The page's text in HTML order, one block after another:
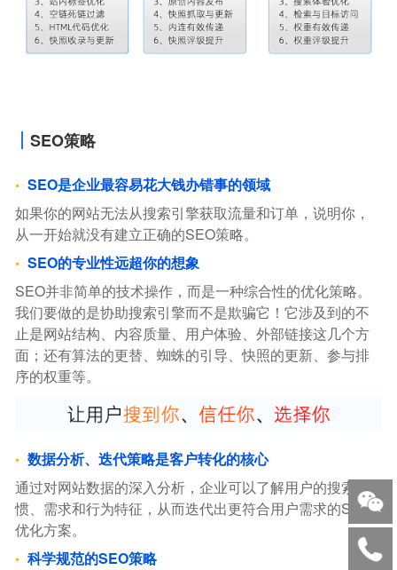
SEO策略
SEO是企业最容易花大钱办错事的领域
如果你的网站无法从搜索引擎获取流量和订单，说明你，
从一开始就没有建立正确的SEO策略。
SEO的专业性远超你的想象
SEO并非简单的技术操作，而是一种综合性的优化策略。
我们要做的是协助搜索引擎而不是欺骗它！它涉及到的不
止是网站结构、内容质量、用户体验、外部链接这几个方
面；还有算法的更替、蜘蛛的引导、快照的更新、参与排
序的权重等。
数据分析、迭代策略是客户转化的核心
通过对网站数据的深入分析，企业可以了解用户的搜索习
惯、需求和行为特征，从而迭代出更符合用户需求的SEO
优化方案。
科学规范的SEO策略